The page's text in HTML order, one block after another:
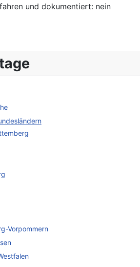
und dokumentiert: nein
Hessen
Vorpommern